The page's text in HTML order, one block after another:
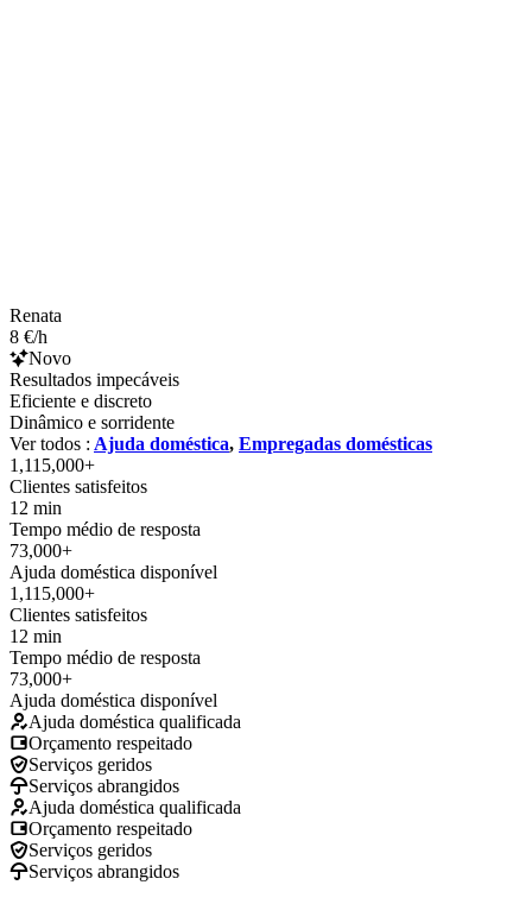
Renata
8 €/h
Novo
Resultados impecáveis
Eficiente e discreto
Dinâmico e sorridente
Ver todos : Ajuda doméstica, Empregadas domésticas
1,115,000+
Clientes satisfeitos
12 min
Tempo médio de resposta
73,000+
Ajuda doméstica disponível
1,115,000+
Clientes satisfeitos
12 min
Tempo médio de resposta
73,000+
Ajuda doméstica disponível
Ajuda doméstica qualificada
Orçamento respeitado
Serviços geridos
Serviços abrangidos
Ajuda doméstica qualificada
Orçamento respeitado
Serviços geridos
Serviços abrangidos